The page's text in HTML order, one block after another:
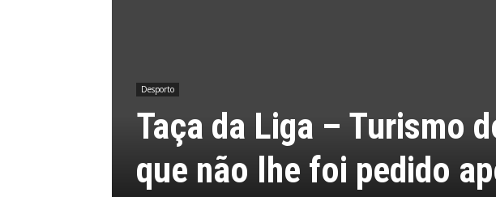
Desporto
Taça da Liga – Turismo
que não lhe foi pedido